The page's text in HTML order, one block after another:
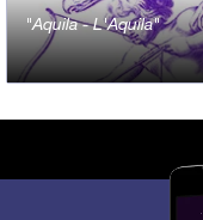
Aquila - L'Aquila